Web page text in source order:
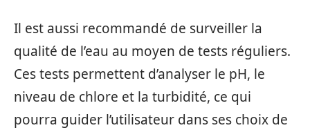
Il est aussi recommandé de surveiller la
qualité de l’eau au moyen de tests réguliers.
Ces tests permettent d’analyser le pH, le
niveau de chlore et la turbidité, ce qui
pourra guider l’utilisateur dans ses choix de